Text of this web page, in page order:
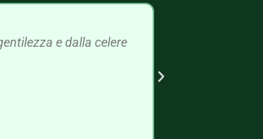
e dalla celere